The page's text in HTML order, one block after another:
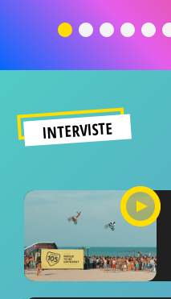
significato
INTERVISTE